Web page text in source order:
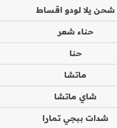
شحن يلا لودو اقساط
حناء شعر
حنا
ماتشا
شاي ماتشا
شدات ببجي تمارا